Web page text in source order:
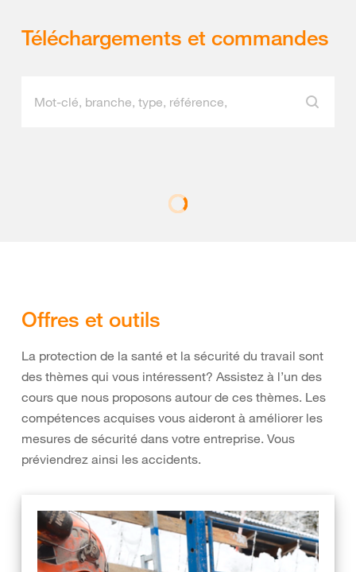
Téléchargements et commandes
Offres et outils
La protection de la santé et la sécurité du travail sont
des thèmes qui vous intéressent? Assistez à l’un des
cours que nous proposons autour de ces thèmes. Les
compétences acquises vous aideront à améliorer les
mesures de sécurité dans votre entreprise. Vous
préviendrez ainsi les accidents.